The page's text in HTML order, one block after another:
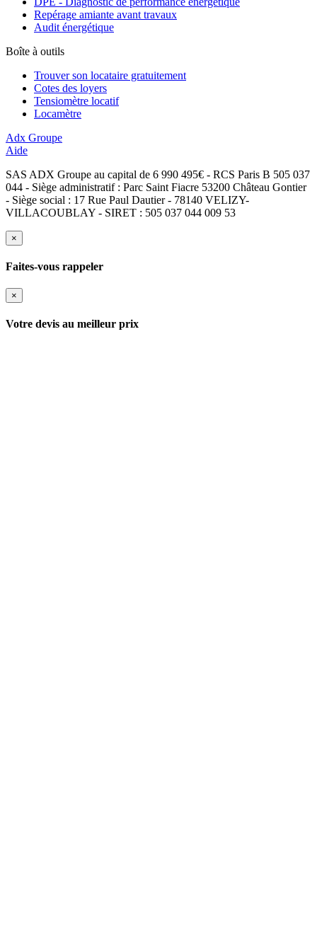
Repérage amiante avant travaux
Audit énergétique
Boîte à outils
Trouver son locataire gratuitement
Cotes des loyers
Tensiomètre locatif
Locamètre
Adx Groupe
Aide
SAS ADX Groupe au capital de 6 990 495€ - RCS Paris B 505 037
044 - Siège administratif : Parc Saint Fiacre 53200 Château Gontier
- Siège social : 17 Rue Paul Dautier - 78140 VELIZY-
VILLACOUBLAY - SIRET : 505 037 044 009 53
×
Faites-vous rappeler
×
Votre devis au meilleur prix